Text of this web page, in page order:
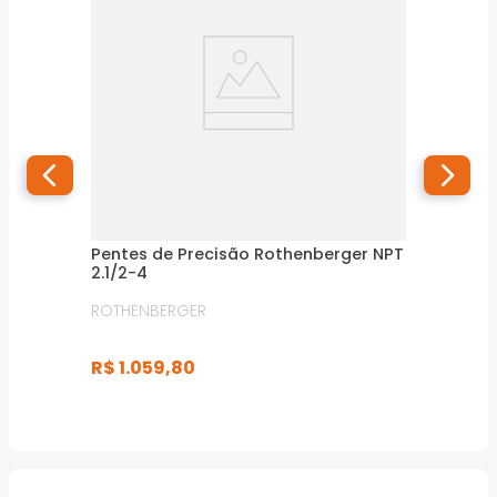
Pentes de Precisão Rothenberger NPT
2.1/2-4
ROTHENBERGER
R$1.059,80